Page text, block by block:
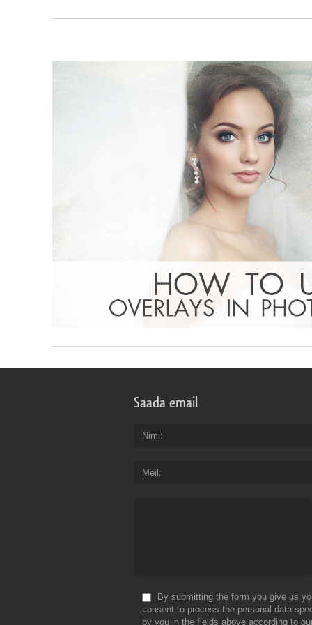
Saada email
Nimi
Meil
By submitting the form you give us
consent to process the personal data
by you in the fields above according to